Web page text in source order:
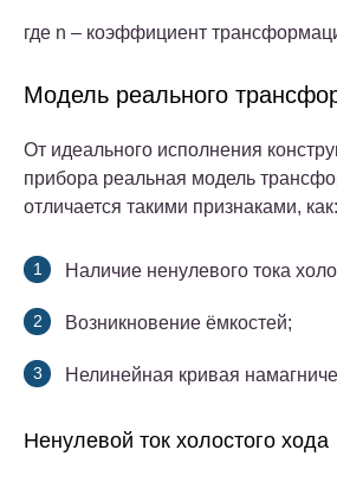
где n – коэффициент
Модель реального
От идеального исполнения
прибора реальная модель
отличается такими признаками, как:
Наличие ненулевого тока
Возникновение ёмкостей;
Нелинейная кривая
Ненулевой ток холостого хода